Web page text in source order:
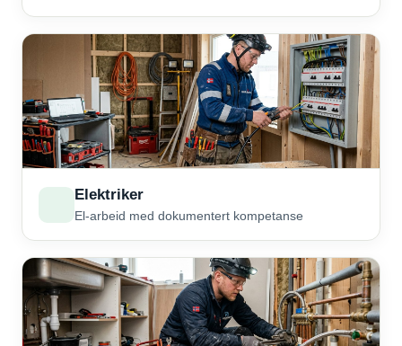
Elektriker
El-arbeid med dokumentert kompetanse